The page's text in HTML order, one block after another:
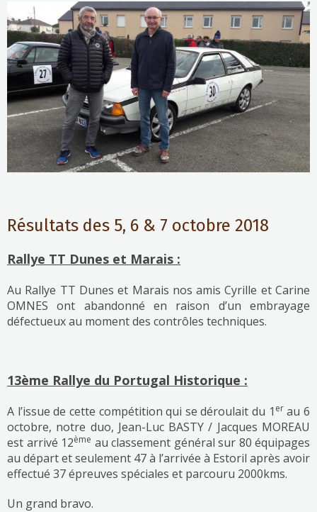
Résultats des 5, 6 & 7 octobre 2018
Rallye TT Dunes et Marais :
Au Rallye TT Dunes et Marais nos amis Cyrille et Carine
OMNES ont abandonné en raison d’un embrayage
défectueux au moment des contrôles techniques.
13ème Rallye du Portugal Historique :
A l’issue de cette compétition qui se déroulait du 1 erau 6
octobre, notre duo, Jean-Luc BASTY / Jacques MOREAU
est arrivé 12ème au classement général sur 80 équipages
au départ et seulement 47 à l’arrivée à Estoril après avoir
effectué 37 épreuves spéciales et parcouru 2000kms.
Un grand bravo.